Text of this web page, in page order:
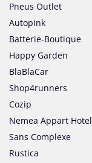
Pneus Outlet
Autopink
Batterie-Boutique
Happy Garden
BlaBlaCar
Shop4runners
Cozip
Nemea Appart Hotel
Sans Complexe
Rustica